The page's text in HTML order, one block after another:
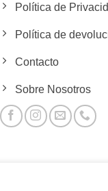
Política de
Política de
Contacto
Sobre Nosotros